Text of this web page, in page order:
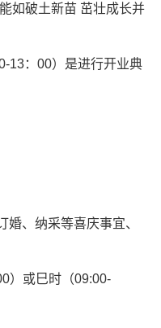
如破土新苗 茁壮成长并
13：00）是进行开业典
、纳采等喜庆事宜、
）或巳时（09:00-